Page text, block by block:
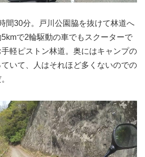
間30分。戸川公園脇を抜けて林道へ
で2輪駆動の車でもスクーターで
軽ピストン林道。奥にはキャンプの
いて、人はそれほど多くないのでの